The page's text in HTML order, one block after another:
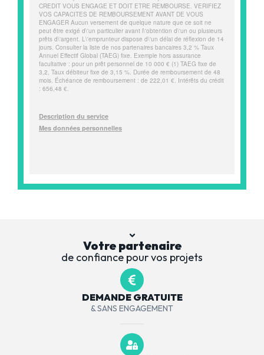
Votre partenaire
de confiance pour vos projets
DEMANDE GRATUITE
& SANS ENGAGEMENT